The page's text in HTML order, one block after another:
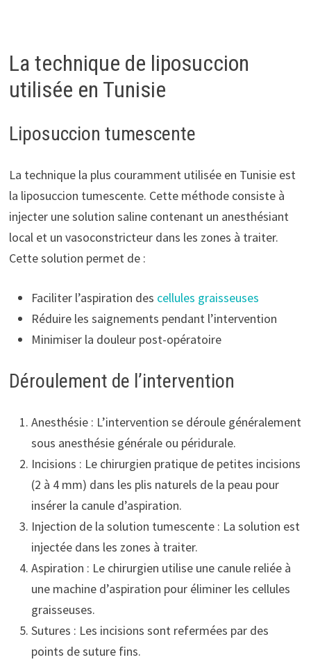
La technique de liposuccion
utilisée en Tunisie
Liposuccion tumescente
La technique la plus couramment utilisée en Tunisie est
la liposuccion tumescente. Cette méthode consiste à
injecter une solution saline contenant un anesthésiant
local et un vasoconstricteur dans les zones à traiter.
Cette solution permet de :
Faciliter l’aspiration des cellules graisseuses
Réduire les saignements pendant l’intervention
Minimiser la douleur post-opératoire
Déroulement de l’intervention
Anesthésie : L’intervention se déroule généralement
sous anesthésie générale ou péridurale.
Incisions : Le chirurgien pratique de petites incisions
(2 à 4 mm) dans les plis naturels de la peau pour
insérer la canule d’aspiration.
Injection de la solution tumescente : La solution est
injectée dans les zones à traiter.
Aspiration : Le chirurgien utilise une canule reliée à
une machine d’aspiration pour éliminer les cellules
graisseuses.
Sutures : Les incisions sont refermées par des
points de suture fins.